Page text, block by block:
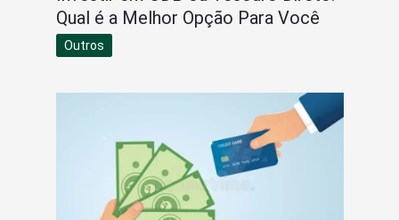
Qual é a Melhor Opção Para Você
Outros